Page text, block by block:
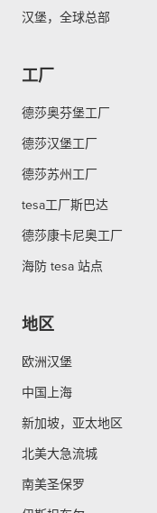
汉堡，全球总部
工厂
德莎奥芬堡工厂
德莎汉堡工厂
德莎苏州工厂
tesa工厂斯巴达
德莎康卡尼奥工厂
海防 tesa 站点
地区
欧洲汉堡
中国上海
新加坡，亚太地区
北美大急流城
南美圣保罗